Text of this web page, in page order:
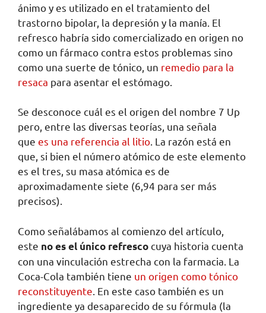
ánimo y es utilizado en el tratamiento del
trastorno bipolar, la depresión y la manía. El
refresco habría sido comercializado en origen no
como un fármaco contra estos problemas sino
como una suerte de tónico, un remedio para la
resaca para asentar el estómago.
Se desconoce cuál es el origen del nombre 7 Up
pero, entre las diversas teorías, una señala
que es una referencia al litio. La razón está en
que, si bien el número atómico de este elemento
es el tres, su masa atómica es de
aproximadamente siete (6,94 para ser más
precisos).
Como señalábamos al comienzo del artículo,
este no es el único refrescocuya historia cuenta
con una vinculación estrecha con la farmacia. La
Coca-Cola también tiene un origen como tónico
reconstituyente . En este caso también es un
ingrediente ya desaparecido de su fórmula (la